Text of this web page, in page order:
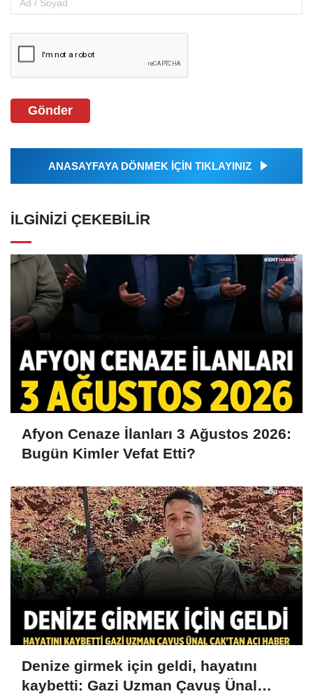
Gönder
ANASAYFAYA DÖNMEK İÇİN TIKLAYINIZ
İLGINIZI ÇEKEBILIR
Afyon Cenaze İlanları 3 Ağustos 2026:
Bugün Kimler Vefat Etti?
Denize girmek için geldi, hayatını
kaybetti: Gazi Uzman Çavuş Ünal